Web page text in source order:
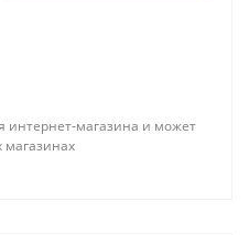
интернет-магазина и может
магазинах